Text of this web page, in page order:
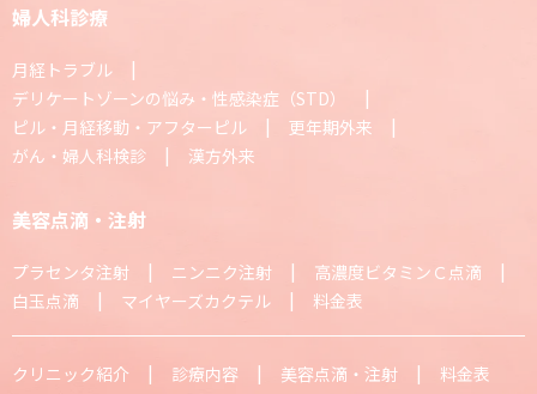
婦人科診療
月経トラブル
デリケートゾーンの悩み・性感染症（STD）
ピル・月経移動・アフターピル
更年期外来
がん・婦人科検診
漢方外来
美容点滴・注射
プラセンタ注射 ニンニク注射
高濃度ビタミンＣ点滴
白玉点滴
マイヤーズカクテル 料金表
クリニック紹介 診療内容 美容点滴・注射 料金表